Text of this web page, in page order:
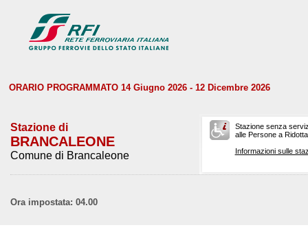
ORARIO PROGRAMMATO 14 Giugno 2026 - 12 Dicembre 2026
Stazione di
BRANCALEONE
Comune di Brancaleone
Stazione senza
alle Persone a
Informazioni sulle
Ora impostata: 04.00